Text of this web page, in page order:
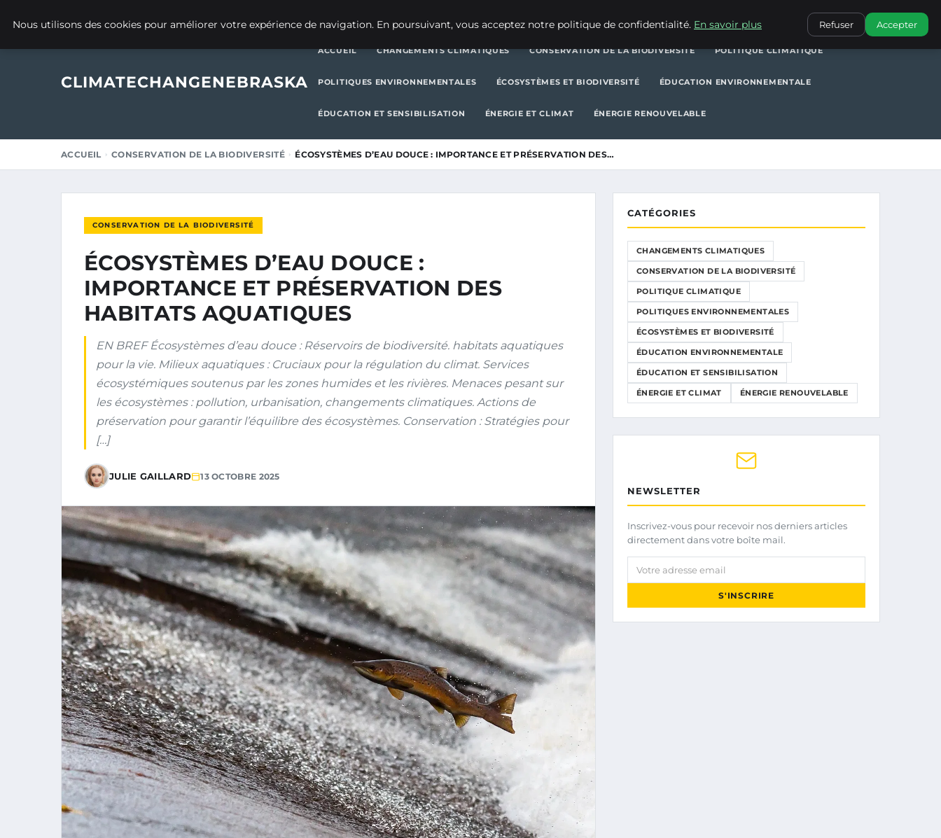
POLITIQUES ENVIRONNEMENTALES
CLIMATECHANGENEBRASKA
ACCUEIL CHANGEMENTS CLIMATIQUES CONSERVATION DE LA BIODIVERSITÉ POLITIQUE CLIMATIQUE
POLITIQUES ENVIRONNEMENTALES ÉCOSYSTÈMES ET BIODIVERSITÉ ÉDUCATION ENVIRONNEMENTALE
ÉDUCATION ET SENSIBILISATION ÉNERGIE ET CLIMAT ÉNERGIE RENOUVELABLE
ACCUEIL CONSERVATION DE LA BIODIVERSITÉ ÉCOSYSTÈMES D’EAU DOUCE : IMPORTANCE ET PRÉSERVATION DES…
CONSERVATION DE LA BIODIVERSITÉ
ÉCOSYSTÈMES D’EAU DOUCE :
IMPORTANCE ET PRÉSERVATION DES
HABITATS AQUATIQUES
EN BREF Écosystèmes d’eau douce : Réservoirs de biodiversité. habitats aquatiques
pour la vie. Milieux aquatiques : Cruciaux pour la régulation du climat. Services
écosystémiques soutenus par les zones humides et les rivières. Menaces pesant sur
les écosystèmes : pollution, urbanisation, changements climatiques. Actions de
préservation pour garantir l’équilibre des écosystèmes. Conservation : Stratégies pour
[…]
JULIE GAILLARD 13 OCTOBRE 2025
CATÉGORIES
CHANGEMENTS CLIMATIQUES
CONSERVATION DE LA BIODIVERSITÉ
POLITIQUE CLIMATIQUE
POLITIQUES ENVIRONNEMENTALES
ÉCOSYSTÈMES ET BIODIVERSITÉ
ÉDUCATION ENVIRONNEMENTALE
ÉDUCATION ET SENSIBILISATION
ÉNERGIE ET CLIMAT ÉNERGIE RENOUVELABLE
NEWSLETTER
Inscrivez-vous pour recevoir nos derniers articles
directement dans votre boîte mail.
Votre adresse email
S'INSCRIRE
Nous utilisons des cookies pour améliorer votre expérience de navigation. En poursuivant, vous acceptez notre politique de confidentialité. En savoir plus Refuser Accepter